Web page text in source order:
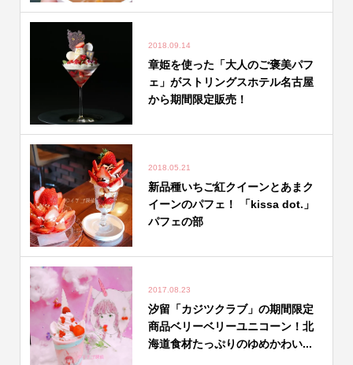
2018.09.14
章姫を使った「大人のご褒美パフ
ェ」がストリングスホテル名古屋
から期間限定販売！
2018.05.21
新品種いちご紅クイーンとあまク
イーンのパフェ！ 「kissa dot.」
パフェの部
2017.08.23
汐留「カジツクラブ」の期間限定
商品ベリーベリーユニコーン！北
海道食材たっぷりのゆめかわい...